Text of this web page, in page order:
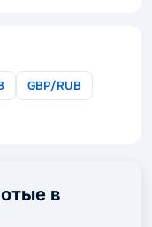
GBP/RUB
в